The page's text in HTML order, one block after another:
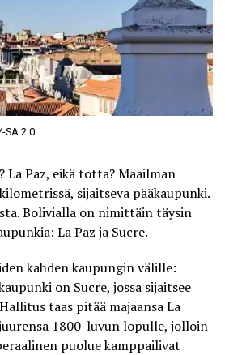
SA 2.0
La Paz, eikä totta? Maailman
sijaitseva pääkaupunki.
Bolivialla on nimittäin täysin
: La Paz ja Sucre.
kahden kaupungin välille:
on Sucre, jossa sijaitsee
taas pitää majaansa La
juurensa 1800-luvun lopulle, jolloin
puolue kamppailivat